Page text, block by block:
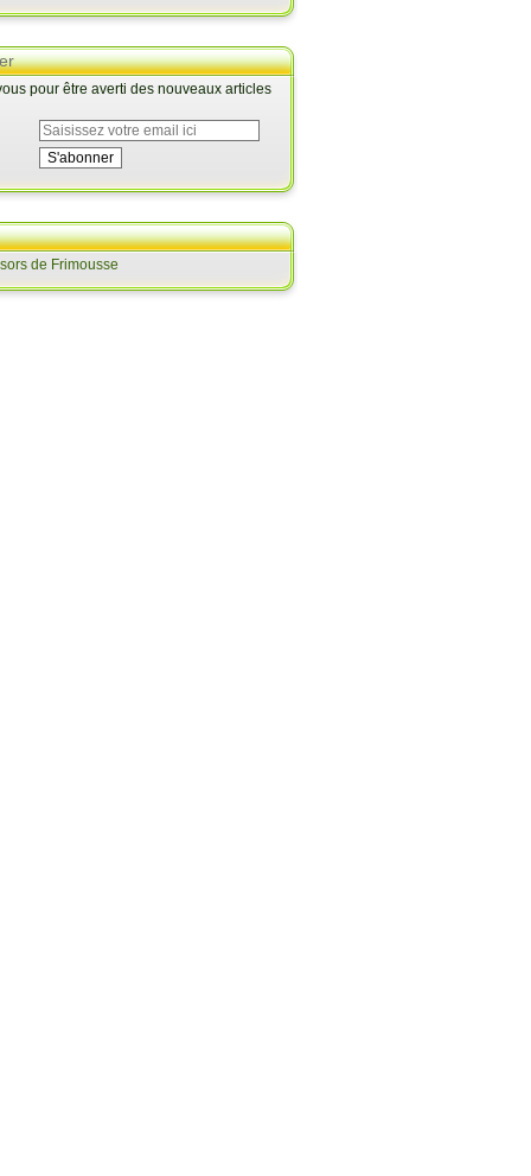
pour être averti des nouveaux articles
de Frimousse